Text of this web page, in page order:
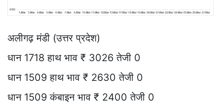
अलीगढ़ मंडी (उत्तर प्रदेश)
धान 1718 हाथ भाव ₹ 3026 तेजी 0
धान 1509 हाथ भाव ₹ 2630 तेजी 0
धान 1509 कंबाइन भाव ₹ 2400 तेजी 0